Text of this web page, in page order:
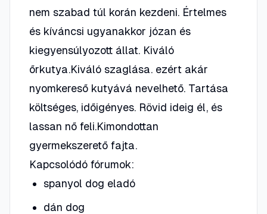
nem szabad túl korán kezdeni. Értelmes
és kíváncsi ugyanakkor józan és
kiegyensúlyozott állat. Kiváló
őrkutya.Kiváló szaglása. ezért akár
nyomkereső kutyává nevelhető. Tartása
költséges, időigényes. Rövid ideig él, és
lassan nő feli.Kimondottan
gyermekszerető fajta.
Kapcsolódó fórumok:
spanyol dog eladó
dán dog